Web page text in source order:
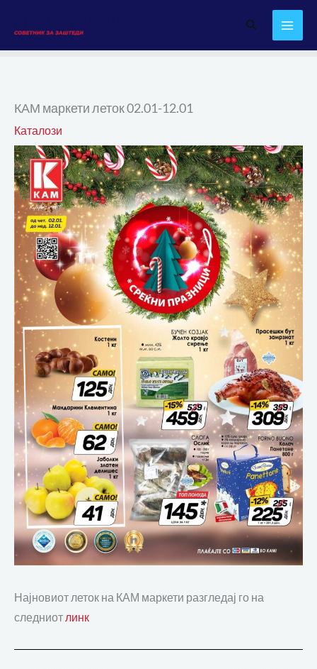
content
Search
КАМ маркети леток 02.01-12.01
Каталози
Најновиот леток на КАМ маркети разгледај го на
следниот линк